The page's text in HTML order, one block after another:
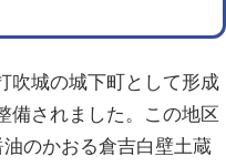
吹城の城下町として形成
備されました。この地区
のかおる倉吉白壁土蔵